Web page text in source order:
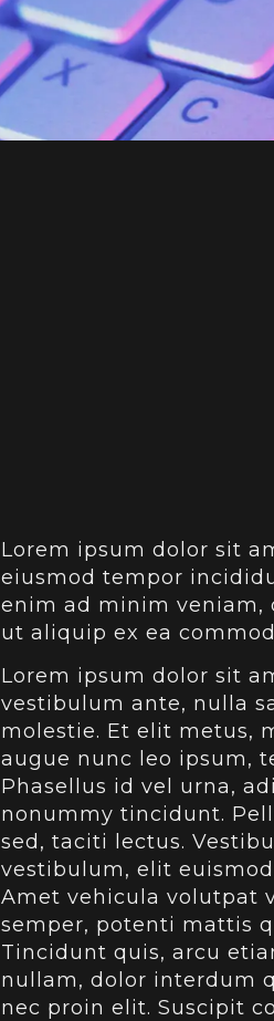
Lorem ipsum dolor sit
eiusmod tempor
enim ad minim veniam,
ut aliquip ex ea
Lorem ipsum dolor sit
vestibulum ante, nulla
molestie. Et elit metus,
augue nunc leo ipsum,
Phasellus id vel urna,
nonummy tincidunt.
sed, taciti lectus.
vestibulum, elit
Amet vehicula volutpat
semper, potenti mattis
Tincidunt quis, arcu
nullam, dolor interdum
nec proin elit. Suscipit